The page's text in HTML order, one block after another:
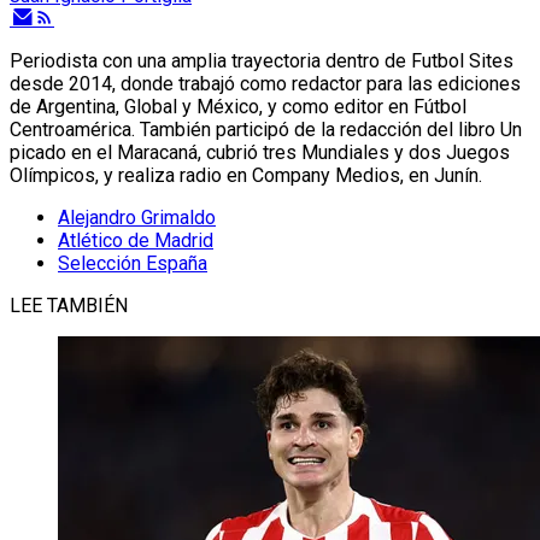
Periodista con una amplia trayectoria dentro de Futbol Sites
desde 2014, donde trabajó como redactor para las ediciones
de Argentina, Global y México, y como editor en Fútbol
Centroamérica. También participó de la redacción del libro Un
picado en el Maracaná, cubrió tres Mundiales y dos Juegos
Olímpicos, y realiza radio en Company Medios, en Junín.
Alejandro Grimaldo
Atlético de Madrid
Selección España
LEE TAMBIÉN